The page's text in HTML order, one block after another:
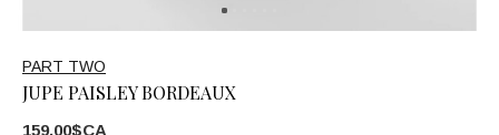
PART TWO
JUPE PAISLEY BORDEAUX
159,00$CA